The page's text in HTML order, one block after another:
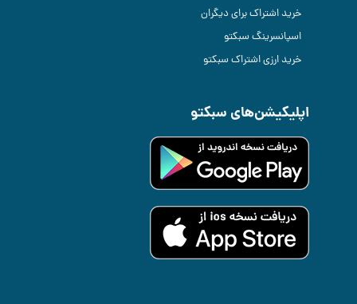
خرید اشتراک برای دیگران
اسپانسرینگ سبکتو
خرید ارزی اشتراک سبکتو
اپلیکیشن‌های سبکتو